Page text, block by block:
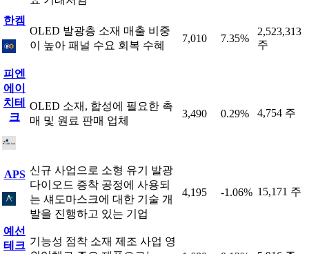
한켐
OLED 발광층 소재 매출 비중
이 높아 패널 수요 회복 수혜
7,010 7.35%
2,523,313
주
피엔
에이
치테
크
OLED 소재, 합성에 필요한 촉
매 및 원료 판매 업체
3,490 0.29% 4,754 주
APS 신규 사업으로 소형 유기 발광
다이오드 증착 공정에 사용되
는 섀도마스크에 대한 기술 개
발을 진행하고 있는 기업
4,195 -1.06% 15,171 주
예선
테크 기능성 점착 소재 제조 사업 영